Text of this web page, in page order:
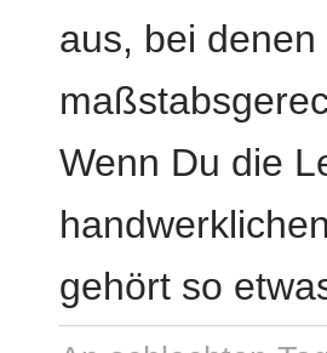
aus, bei
Wenn Du die
gehört so